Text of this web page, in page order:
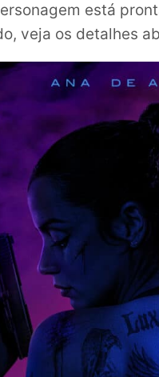
está
veja os detalhes